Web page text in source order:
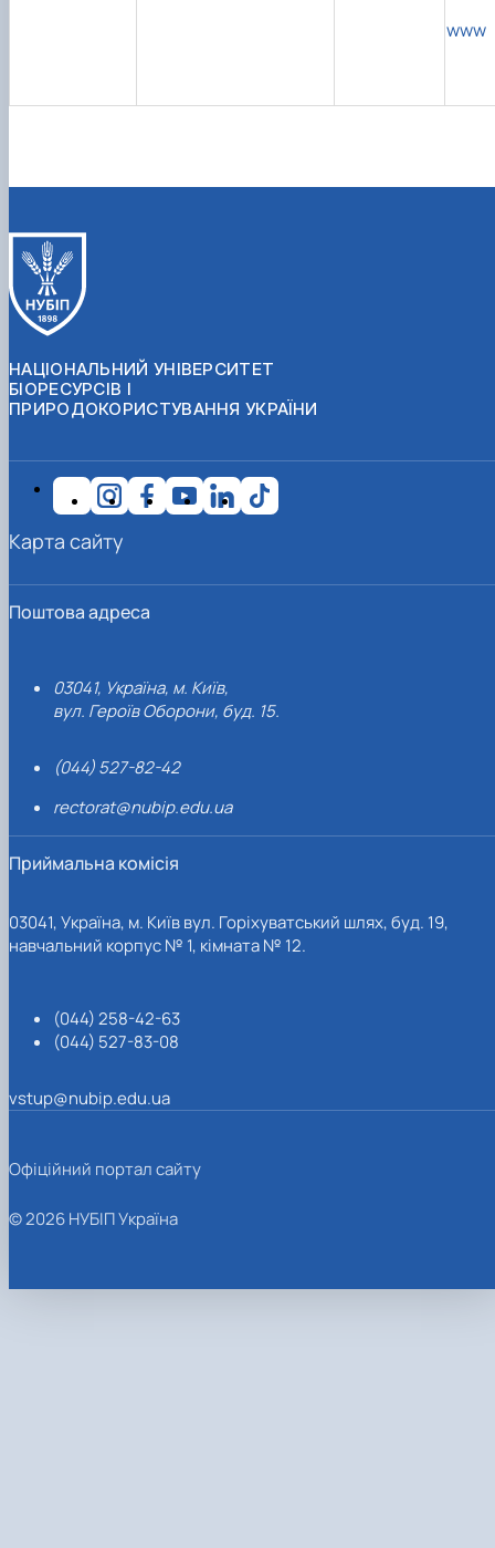
www
НАЦІОНАЛЬНИЙ УНІВЕРСИТЕТ
БІОРЕСУРСІВ І
ПРИРОДОКОРИСТУВАННЯ УКРАЇНИ
Поштова адреса
03041, Україна, м. Київ,
вул. Героїв Оборони, буд. 15.
(044) 527-82-42
rectorat@nubip.edu.ua
Приймальна комісія
03041, Україна, м. Київ вул. Горіхуватський шлях, буд. 19,
навчальний корпус № 1, кімната № 12.
(044) 258-42-63
(044) 527-83-08
vstup@nubip.edu.ua
Карта сайту
Офіційний портал сайту
© 2026 НУБІП Україна